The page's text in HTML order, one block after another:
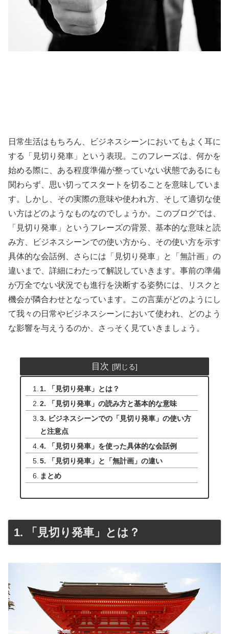
日常生活はもちろん、ビジネスシーンにおいてもよく耳に
する「見切り発車」という表現。このフレーズは、何かを
始める際に、ある程度準備が整っていない状態であるにも
関わらず、思い切ってスタートを切ることを意味していま
す。しかし、その実際の意味や使われ方、そして適切な使
い方はどのようなものなのでしょうか。このブログでは、
「見切り発車」というフレーズの背景、基本的な意味と読
み方、ビジネスシーンでの使い方から、その使い方を示す
具体的な会話例、さらには「見切り発車」と「無計画」の
違いまで、詳細にわたって解説していきます。事前の準備
が万全でない状況でも進行を決断する姿勢には、リスクと
機会が隣合わせとなっています。この言葉がどのようにし
て我々の日常やビジネスシーンにおいて使われ、どのよう
な影響を与えうるのか、さっそく見ていきましょう。
目次
1. 「見切り発車」とは？
2. 「見切り発車」の読み方と基本的な意味
3. ビジネスシーンでの「見切り発車」の使い方
と注意点
4. 「見切り発車」を使った具体的な会話例
5. 「見切り発車」と「無計画」の違い
まとめ
1. 「見切り発車」とは？